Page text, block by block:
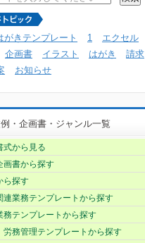
がきテンプレート 1 エクセル
企画書 イラスト はがき
請求
お知らせ
・企画書・ジャンル一覧
式から見る
画書から探す
ら探す
連業務テンプレートから探す
務テンプレートから探す
労務管理テンプレートから探す